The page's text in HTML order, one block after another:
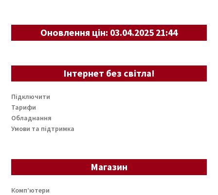
Оновлення цін: 03.04.2025 21:44
Інтернет без світла!
Підключити
Тарифи
Обладнання
Умови та підтримка
Магазин
Комп’ютери